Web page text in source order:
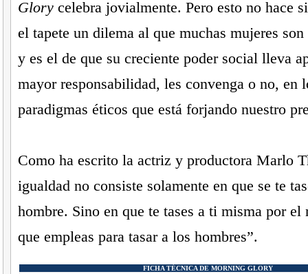
Glorycelebra jovialmente. Pero esto no hace
el tapete un dilema al que muchas mujeres
y es el de que su creciente poder social lleva
mayor responsabilidad, les convenga o no, en
paradigmas éticos que está forjando nuestro
Como ha escrito la actriz y productora Marlo
igualdad no consiste solamente en que se te
hombre. Sino en que te tases a ti misma por el
que empleas para tasar a los hombres”.
FICHA TÉCNICA DE MORNING GLORY